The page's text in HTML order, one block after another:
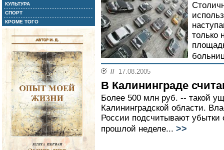
КУЛЬТУРА
СПОРТ
КРОМЕ ТОГО
только
// 17.08.2005
В Калининграде
Более 500 млн руб. -- такой
Калининградской области.
России подсчитывают убытки
прошлой неделе... >>